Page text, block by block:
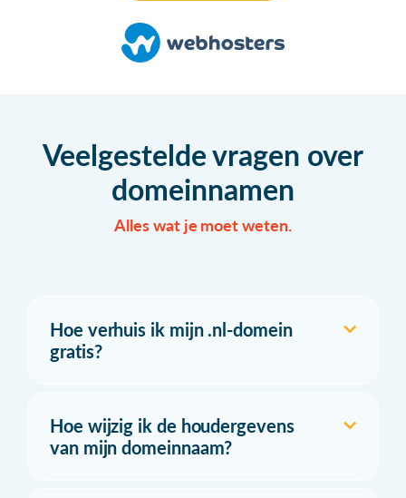
Veelgestelde vragen over
domeinnamen
Alles wat je moet weten.
Hoe verhuis ik mijn .nl-domein
gratis?
Hoe wijzig ik de houdergevens
van mijn domeinnaam?